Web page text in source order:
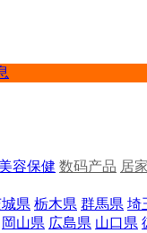
美容保健 数码产品 居
県 栃木県 群馬県 埼
岡山県 広島県 山口県